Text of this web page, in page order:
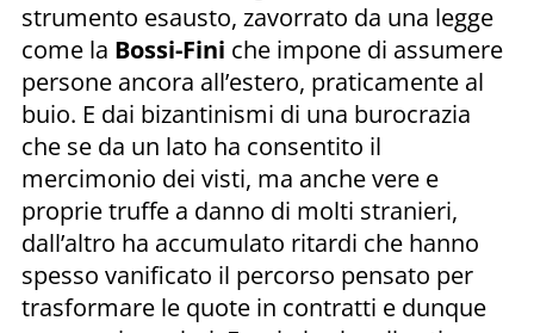
strumento esausto, zavorrato da una legge
come la Bossi-Fini che impone di assumere
persone ancora all’estero, praticamente al
buio. E dai bizantinismi di una burocrazia
che se da un lato ha consentito il
mercimonio dei visti, ma anche vere e
proprie truffe a danno di molti stranieri,
dall’altro ha accumulato ritardi che hanno
spesso vanificato il percorso pensato per
trasformare le quote in contratti e dunque